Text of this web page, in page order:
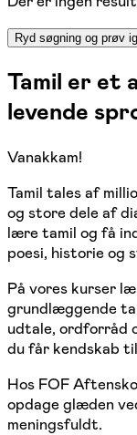
Ryd søgning og prøv
Tamil er et
levende
Vanakkam!
Tamil tales af
og store dele af
lære tamil og få
poesi, historie og
På vores kurser
grundlæggende
udtale, ordforråd
du får kendskab
Hos FOF
opdage glæden
meningsfuldt.